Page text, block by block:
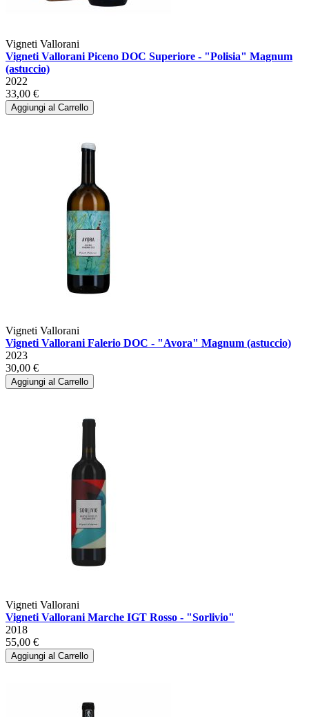
Vigneti Vallorani
Vigneti Vallorani Piceno DOC Superiore - "Polisia" Magnum
(astuccio)
2022
33,00 €
Aggiungi al Carrello
Vigneti Vallorani
Vigneti Vallorani Falerio DOC - "Avora" Magnum (astuccio)
2023
30,00 €
Aggiungi al Carrello
Vigneti Vallorani
Vigneti Vallorani Marche IGT Rosso - "Sorlivio"
2018
55,00 €
Aggiungi al Carrello